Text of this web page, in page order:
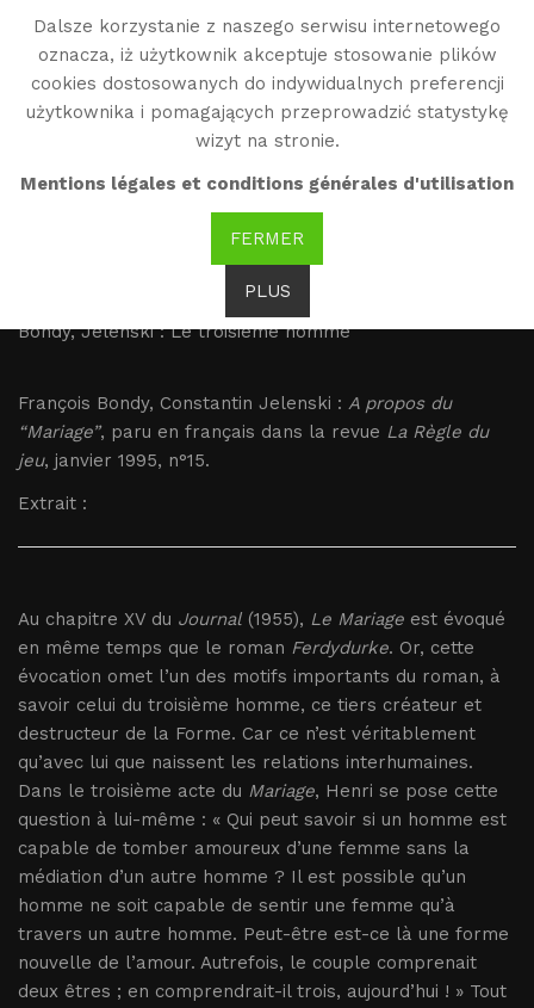
Dalsze korzystanie z naszego serwisu internetowego
oznacza, iż użytkownik akceptuje stosowanie plików
cookies dostosowanych do indywidualnych preferencji
użytkownika i pomagających przeprowadzić statystykę
wizyt na stronie.
Mentions légales et conditions générales d'utilisation
FERMER
PLUS
Witold Gombrowicz
Bondy, Jelenski : Le
troisième homme
Bondy, Jelenski : Le troisième homme
François Bondy, Constantin Jelenski : A propos du
“Mariage”, paru en français dans la revue La Règle du
jeu, janvier 1995, n°15.
Extrait :
Au chapitre XV du Journal (1955), Le Mariage est évoqué
en même temps que le roman Ferdydurke. Or, cette
évocation omet l’un des motifs importants du roman, à
savoir celui du troisième homme, ce tiers créateur et
destructeur de la Forme. Car ce n’est véritablement
qu’avec lui que naissent les relations interhumaines.
Dans le troisième acte du Mariage, Henri se pose cette
question à lui-même : « Qui peut savoir si un homme est
capable de tomber amoureux d’une femme sans la
médiation d’un autre homme ? Il est possible qu’un
homme ne soit capable de sentir une femme qu’à
travers un autre homme. Peut-être est-ce là une forme
nouvelle de l’amour. Autrefois, le couple comprenait
deux êtres ; en comprendrait-il trois, aujourd’hui ! » Tout